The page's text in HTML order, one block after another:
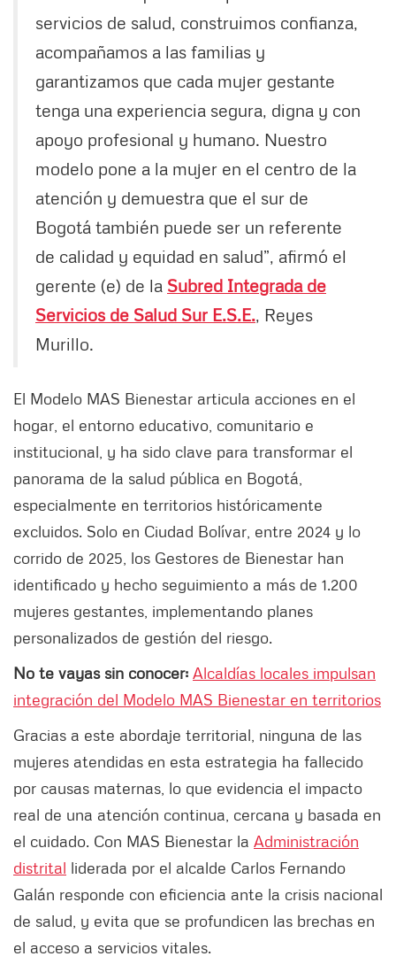
servicios de salud, construimos confianza,
acompañamos a las familias y
garantizamos que cada mujer gestante
tenga una experiencia segura, digna y con
apoyo profesional y humano. Nuestro
modelo pone a la mujer en el centro de la
atención y demuestra que el sur de
Bogotá también puede ser un referente
de calidad y equidad en salud”, afirmó el
gerente (e) de la Subred Integrada de
Servicios de Salud Sur E.S.E., Reyes
Murillo.
El Modelo MAS Bienestar articula acciones en el
hogar, el entorno educativo, comunitario e
institucional, y ha sido clave para transformar el
panorama de la salud pública en Bogotá,
especialmente en territorios históricamente
excluidos. Solo en Ciudad Bolívar, entre 2024 y lo
corrido de 2025, los Gestores de Bienestar han
identificado y hecho seguimiento a más de 1.200
mujeres gestantes, implementando planes
personalizados de gestión del riesgo.
No te vayas sin conocer: Alcaldías locales impulsan
integración del Modelo MAS Bienestar en territorios
Gracias a este abordaje territorial, ninguna de las
mujeres atendidas en esta estrategia ha fallecido
por causas maternas, lo que evidencia el impacto
real de una atención continua, cercana y basada en
el cuidado. Con MAS Bienestar la Administración
distrital liderada por el alcalde Carlos Fernando
Galán responde con eficiencia ante la crisis nacional
de salud, y evita que se profundicen las brechas en
el acceso a servicios vitales.